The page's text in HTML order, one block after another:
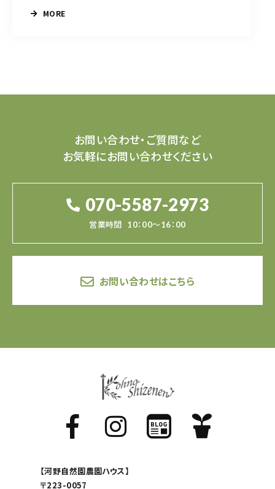
MORE
お問い合わせ・ご質問など
お気軽にお問い合わせください
070-5587-2973
営業時間 10：00～16：00
お問い合わせはこちら
【河野自然園農園ハウス】
〒223-0057